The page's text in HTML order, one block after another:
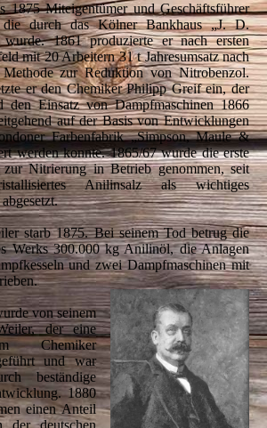
1875 Miteigentümer und Geschäftsführer
durch das Kölner Bankhaus „J. D.
wurde. 1861 produzierte er nach ersten
mit 20 Arbeitern 31 t Jahresumsatz nach
Methode zur Reduktion von Nitrobenzol.
er den Chemiker Philipp Greif ein, der
den Einsatz von Dampfmaschinen 1866
auf der Basis von Entwicklungen
Farbenfabrik „Simpson, Maule &
werden konnte. 1865/67 wurde die erste
zur Nitrierung in Betrieb genommen, seit
Anilinsalz als wichtiges
starb 1875. Bei seinem Tod betrug die
Werks 300.000 kg Anilinöl, die Anlagen
und zwei Dampfmaschinen mit
von seinem
der eine
Chemiker
und war
beständige
1880
einen Anteil